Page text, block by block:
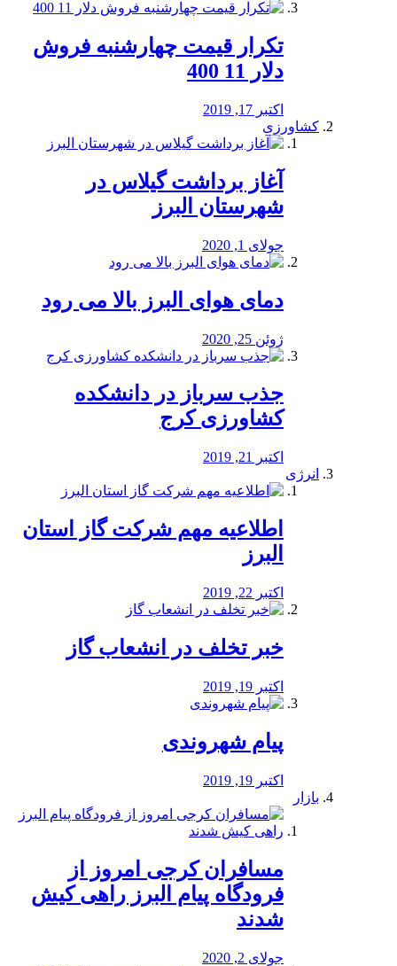
تکرار قیمت چهارشنبه فروش
دلار 11 400
اکتبر 17, 2019
کشاورزی
آغاز برداشت گیلاس در
شهرستان البرز
جولای 1, 2020
دمای هوای البرز بالا می رود
ژوئن 25, 2020
جذب سرباز در دانشکده
کشاورزی کرج
اکتبر 21, 2019
انرژی
️اطلاعیه مهم شرکت گاز استان
البرز
اکتبر 22, 2019
خبر تخلف در انشعاب گاز
اکتبر 19, 2019
پیام شهروندی
اکتبر 19, 2019
بازار
مسافران کرجی امروز از
فرودگاه پیام البرز راهی کیش
شدند
جولای 2, 2020